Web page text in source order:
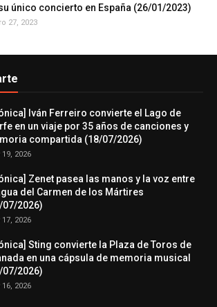
único concierto en España (26/01/2023)
27, 2023
Iván Ferreiro convierte el Lago de
en un viaje por 35 años de canciones y
compartida (18/07/2026)
2026
Zenet pasea las manos y la voz entre
del Carmen de los Mártires
07/2026)
2026
Sting convierte la Plaza de Toros de
en una cápsula de memoria musical
07/2026)
2026